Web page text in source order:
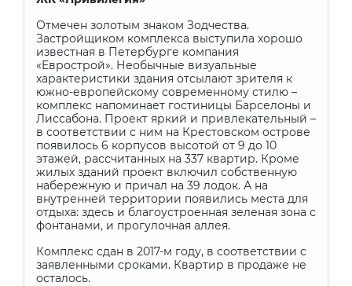
Отмечен золотым знаком Зодчества.
Застройщиком комплекса выступила хорошо
известная в Петербурге компания
«Еврострой». Необычные визуальные
характеристики здания отсылают зрителя к
южно-европейскому современному стилю –
комплекс напоминает гостиницы Барселоны и
Лиссабона. Проект яркий и привлекательный –
в соответствии с ним на Крестовском острове
появилось 6 корпусов высотой от 9 до 10
этажей, рассчитанных на 337 квартир. Кроме
жилых зданий проект включил собственную
набережную и причал на 39 лодок. А на
внутренней территории появились места для
отдыха: здесь и благоустроенная зеленая зона с
фонтанами, и прогулочная аллея.
Комплекс сдан в 2017-м году, в соответствии с
заявленными сроками. Квартир в продаже не
осталось.